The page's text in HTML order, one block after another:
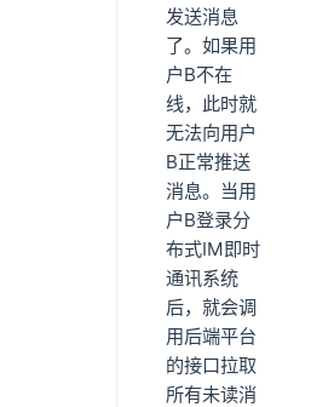
发送消息
了。如果用
户B不在
线，此时就
无法向用户
B正常推送
消息。当用
户B登录分
布式IM即时
通讯系统
后，就会调
用后端平台
的接口拉取
所有未读消